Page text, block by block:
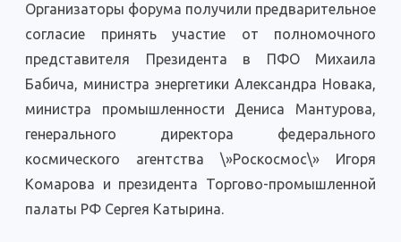
Организаторы форума получили предварительное
согласие принять участие от полномочного
представителя Президента в ПФО Михаила
Бабича, министра энергетики Александра Новака,
министра промышленности Дениса Мантурова,
генерального директора федерального
космического агентства \»Роскосмос\» Игоря
Комарова и президента Торгово-промышленной
палаты РФ Сергея Катырина.